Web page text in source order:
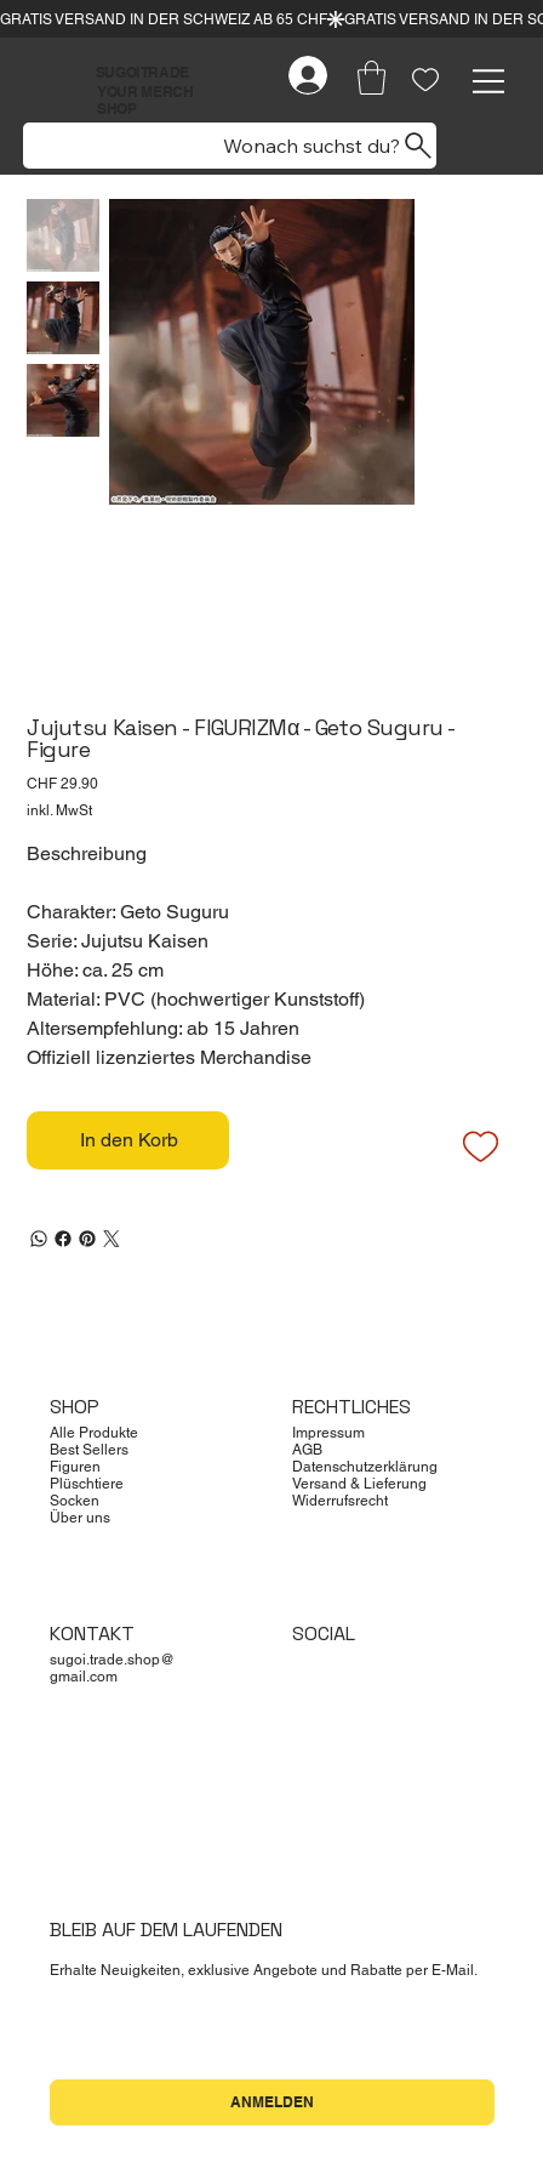
Wonach suchst du?
Jujutsu Kaisen - FIGURIZMα - Geto Suguru -
Figure
Preis
CHF 29.90
inkl. MwSt
Beschreibung
Charakter: Geto Suguru
Serie: Jujutsu Kaisen
Höhe: ca. 25 cm
Material: PVC (hochwertiger Kunststoff)
Altersempfehlung: ab 15 Jahren
Offiziell lizenziertes Merchandise
In den Korb
SHOP
Alle Produkte
Best Sellers
Figuren
Plüschtiere
Socken
Über uns
RECHTLICHES
Impressum
AGB
Datenschutzerklärung
Versand & Lieferung
Widerrufsrecht
KONTAKT
sugoi.trade.shop@
gmail.com
SOCIAL
BLEIB AUF DEM LAUFENDEN
Erhalte Neuigkeiten, exklusive Angebote und Rabatte per E-Mail.
ANMELDEN